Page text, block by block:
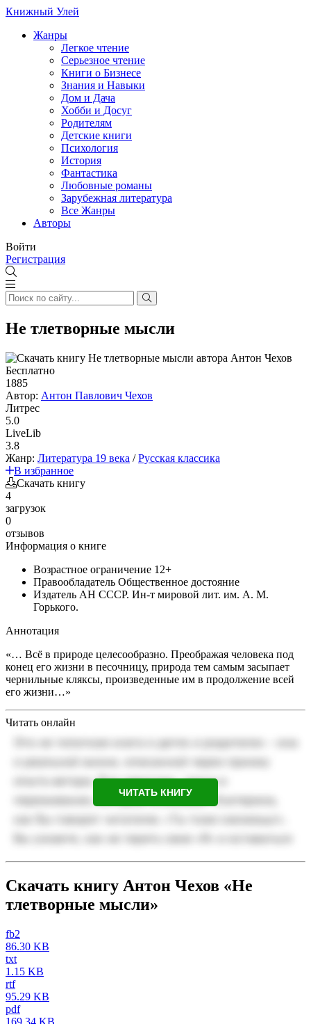
Книжный Улей
Жанры
Легкое чтение
Серьезное чтение
Книги о Бизнесе
Знания и Навыки
Дом и Дача
Хобби и Досуг
Родителям
Детские книги
Психология
История
Фантастика
Любовные романы
Зарубежная литература
Все Жанры
Авторы
Войти
Регистрация
Не тлетворные мысли
Бесплатно
1885
Автор: Антон Павлович Чехов
Литрес
5.0
LiveLib
3.8
Жанр: Литература 19 века /Русская классика
В избранное
Скачать книгу
4
загрузок
0
отзывов
Информация о книге
Возрастное ограничение 12+
Правообладатель Общественное достояние
Издатель АН СССР. Ин-т мировой лит. им. А. М.
Горького.
Аннотация
«… Всё в природе целесообразно. Преображая человека под
конец его жизни в песочницу, природа тем самым засыпает
чернильные кляксы, произведенные им в продолжение всей
его жизни…»
Читать онлайн
ЧИТАТЬ КНИГУ
Скачать книгу Антон Чехов «Не
тлетворные мысли»
fb2
86.30 KB
txt
1.15 KB
rtf
95.29 KB
pdf